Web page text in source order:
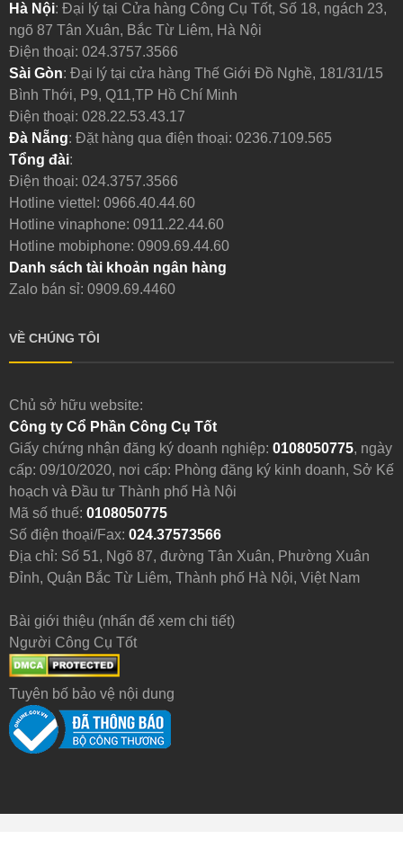
Hà Nội: Đại lý tại Cửa hàng Công Cụ Tốt, Số 18, ngách 23,
ngõ 87 Tân Xuân, Bắc Từ Liêm, Hà Nội
Điện thoại: 024.3757.3566
Sài Gòn: Đại lý tại cửa hàng Thế Giới Đồ Nghề, 181/31/15
Bình Thới, P9, Q11,TP Hồ Chí Minh
Điện thoại: 028.22.53.43.17
Đà Nẵng: Đặt hàng qua điện thoại: 0236.7109.565
Tổng đài:
Điện thoại: 024.3757.3566
Hotline viettel: 0966.40.44.60
Hotline vinaphone: 0911.22.44.60
Hotline mobiphone: 0909.69.44.60
Danh sách tài khoản ngân hàng
Zalo bán sỉ: 0909.69.4460
VỀ CHÚNG TÔI
Chủ sở hữu website:
Công ty Cổ Phần Công Cụ Tốt
Giấy chứng nhận đăng ký doanh nghiệp: 0108050775, ngày
cấp: 09/10/2020, nơi cấp: Phòng đăng ký kinh doanh, Sở Kế
hoạch và Đầu tư Thành phố Hà Nội
Mã số thuế: 0108050775
Số điện thoại/Fax: 024.37573566
Địa chỉ: Số 51, Ngõ 87, đường Tân Xuân, Phường Xuân
Đỉnh, Quận Bắc Từ Liêm, Thành phố Hà Nội, Việt Nam
Bài giới thiệu (nhấn để xem chi tiết)
Người Công Cụ Tốt
Tuyên bố bảo vệ nội dung